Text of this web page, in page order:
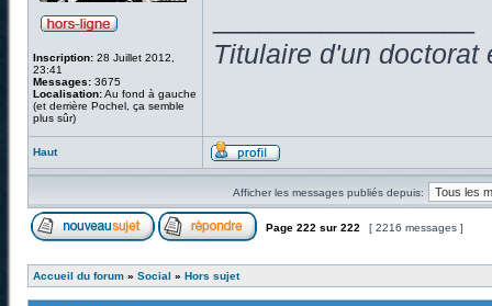
Inscription: 28 Juillet 2012,
23:41
Messages: 3675
Localisation:Au fond à gauche
(et derrière Pochel, ça semble
plus sûr)
Titulaire d'un doctorat
Haut
Afficher les messages publiés depuis:
Page 222 sur 222 [ 2216 messages ]
Accueil du forum » Social » Hors sujet